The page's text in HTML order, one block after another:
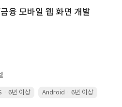
융 모바일 웹 화면 개발
· 6년 이상 Android · 6년 이상